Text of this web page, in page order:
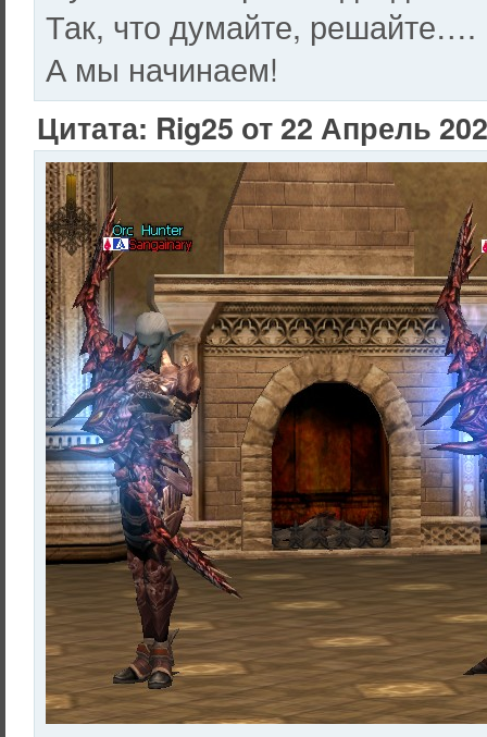
Так, что думайте, решайте….
А мы начинаем!
Цитата: Rig25 от 22 Апрель